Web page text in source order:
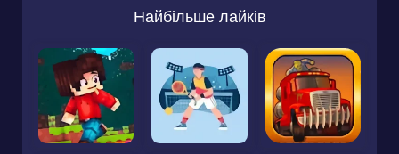
Найбільше лайків